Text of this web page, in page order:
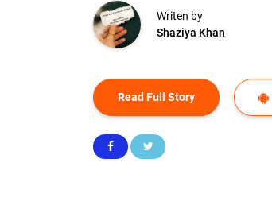
Writen by
Shaziya Khan
Read Full Story